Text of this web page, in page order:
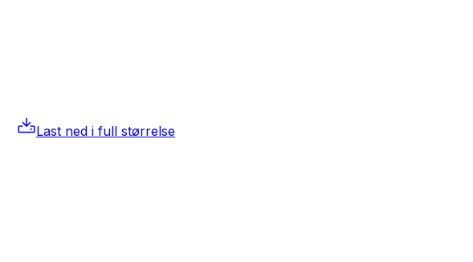
Last ned i full størrelse